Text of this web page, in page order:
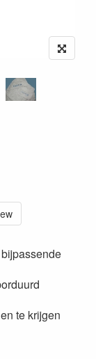
te krijgen